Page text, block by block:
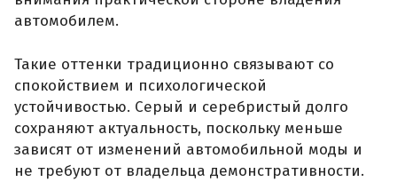
автомобилем.
Такие оттенки традиционно связывают со
спокойствием и психологической
устойчивостью. Серый и серебристый долго
сохраняют актуальность, поскольку меньше
зависят от изменений автомобильной моды и
не требуют от владельца демонстративности.